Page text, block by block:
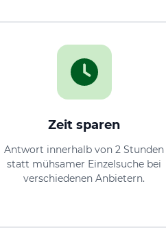
Zeit sparen
Antwort innerhalb von 2 Stunden
statt mühsamer Einzelsuche bei
verschiedenen Anbietern.